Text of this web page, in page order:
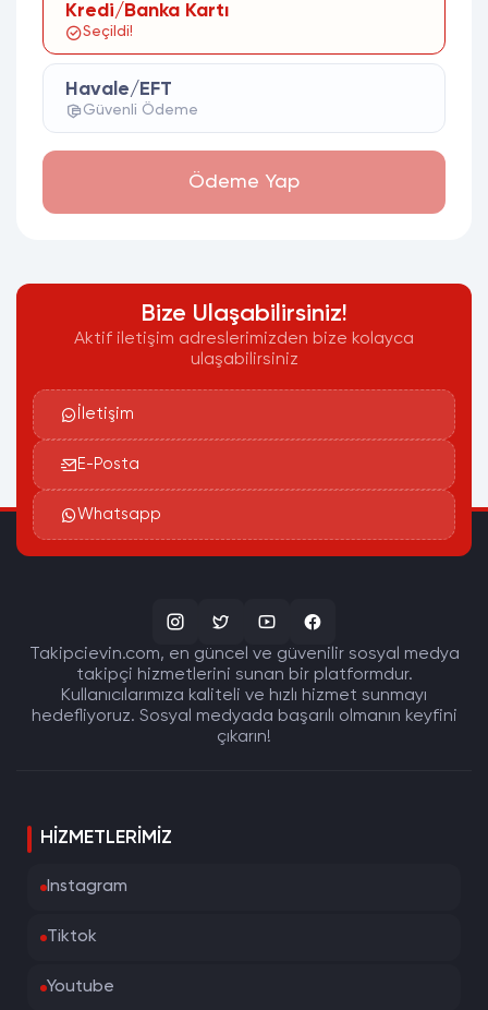
Kredi/Banka Kartı
Seçildi!
Havale/EFT
Güvenli Ödeme
Ödeme Yap
Bize Ulaşabilirsiniz!
Aktif iletişim adreslerimizden bize kolayca
ulaşabilirsiniz
İletişim
E-Posta
Whatsapp
Takipcievin.com, en güncel ve güvenilir sosyal medya
takipçi hizmetlerini sunan bir platformdur.
Kullanıcılarımıza kaliteli ve hızlı hizmet sunmayı
hedefliyoruz. Sosyal medyada başarılı olmanın keyfini
çıkarın!
HIZMETLERIMIZ
Instagram
Tiktok
Youtube